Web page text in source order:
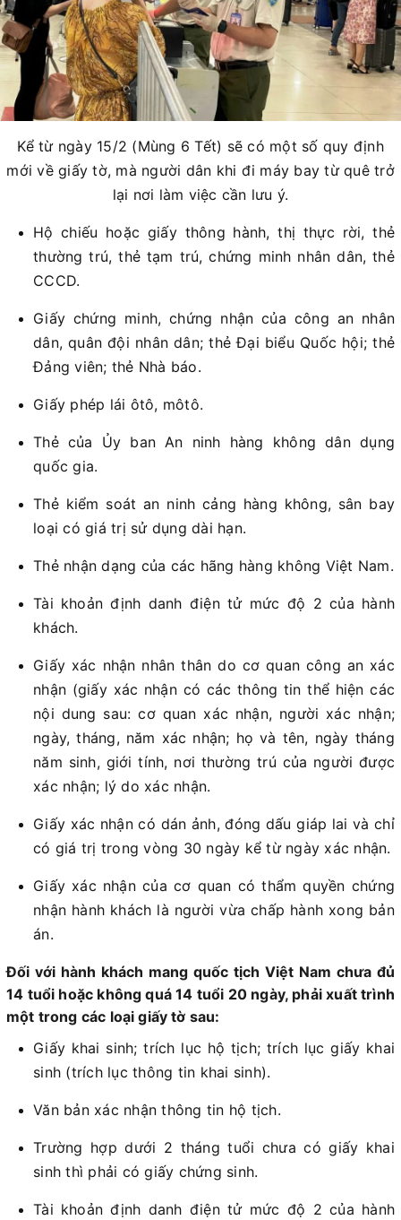
Kể từ ngày 15/2 (Mùng 6 Tết) sẽ có một số quy định
mới về giấy tờ, mà người dân khi đi máy bay từ quê trở
lại nơi làm việc cần lưu ý.
Hộ chiếu hoặc giấy thông hành, thị thực rời, thẻ
thường trú, thẻ tạm trú, chứng minh nhân dân, thẻ
CCCD.
Giấy chứng minh, chứng nhận của công an nhân
dân, quân đội nhân dân; thẻ Đại biểu Quốc hội; thẻ
Đảng viên; thẻ Nhà báo.
Giấy phép lái ôtô, môtô.
Thẻ của Ủy ban An ninh hàng không dân dụng
quốc gia.
Thẻ kiểm soát an ninh cảng hàng không, sân bay
loại có giá trị sử dụng dài hạn.
Thẻ nhận dạng của các hãng hàng không Việt Nam.
Tài khoản định danh điện tử mức độ 2 của hành
khách.
Giấy xác nhận nhân thân do cơ quan công an xác
nhận (giấy xác nhận có các thông tin thể hiện các
nội dung sau: cơ quan xác nhận, người xác nhận;
ngày, tháng, năm xác nhận; họ và tên, ngày tháng
năm sinh, giới tính, nơi thường trú của người được
xác nhận; lý do xác nhận.
Giấy xác nhận có dán ảnh, đóng dấu giáp lai và chỉ
có giá trị trong vòng 30 ngày kể từ ngày xác nhận.
Giấy xác nhận của cơ quan có thẩm quyền chứng
nhận hành khách là người vừa chấp hành xong bản
án.
Đối với hành khách mang quốc tịch Việt Nam chưa đủ
14 tuổi hoặc không quá 14 tuổi 20 ngày, phải xuất trình
một trong các loại giấy tờ sau:
Giấy khai sinh; trích lục hộ tịch; trích lục giấy khai
sinh (trích lục thông tin khai sinh).
Văn bản xác nhận thông tin hộ tịch.
Trường hợp dưới 2 tháng tuổi chưa có giấy khai
sinh thì phải có giấy chứng sinh.
Tài khoản định danh điện tử mức độ 2 của hành